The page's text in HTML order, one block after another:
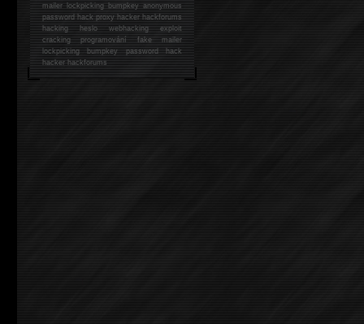
mailer lockpicking bumpkey anonymous
password hack proxy hacker hackforums
hacking heslo webhacking exploit
cracking programování fake mailer
lockpicking bumpkey password hack
hackerhackforums